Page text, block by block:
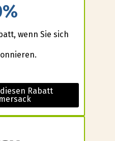
wenn Sie sich
Rabatt